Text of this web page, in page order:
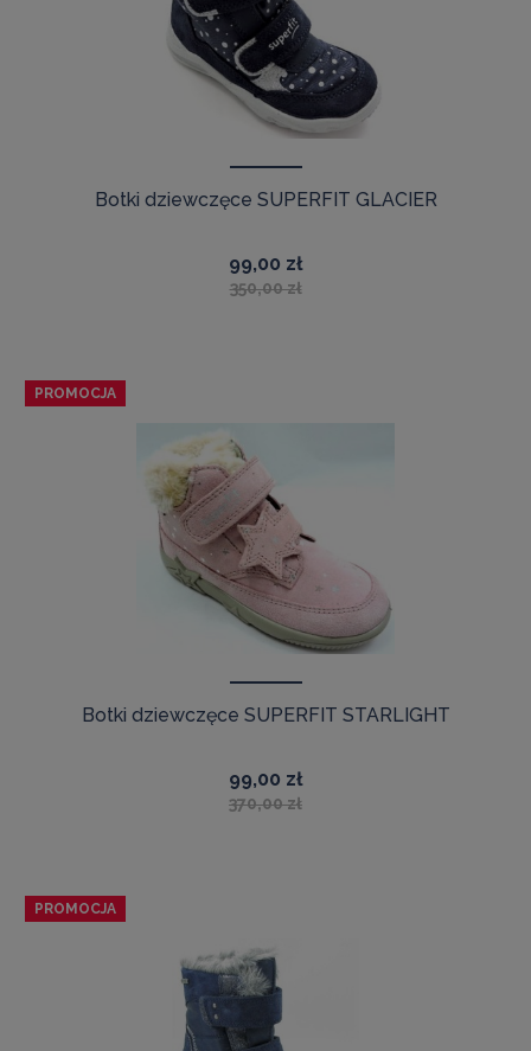
Botki dziewczęce SUPERFIT GLACIER
99,00 zł
350,00 zł
Botki dziewczęce SUPERFIT STARLIGHT
99,00 zł
370,00 zł
PROMOCJA
PROMOCJA